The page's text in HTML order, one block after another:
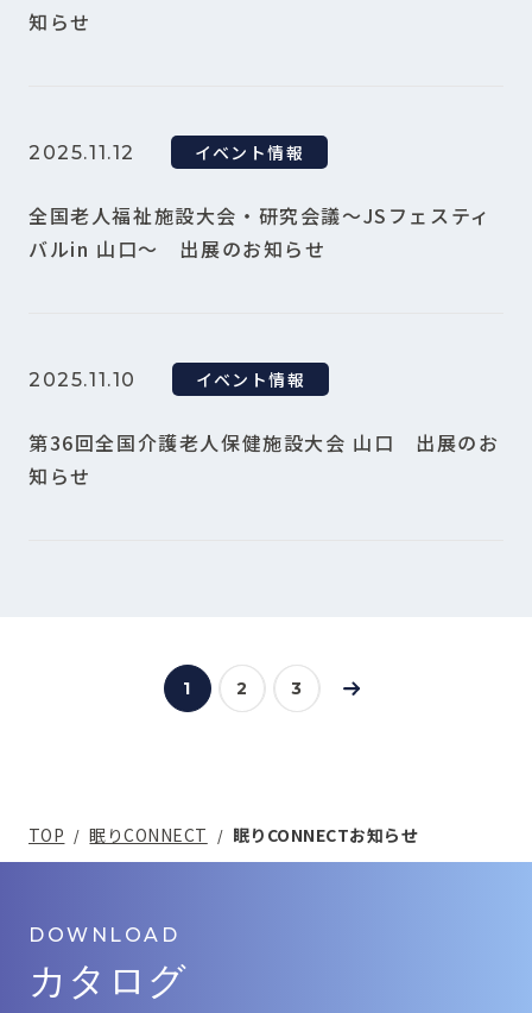
知らせ
2025.11.12 イベント情報
全国老人福祉施設大会・研究会議～JSフェスティ
バルin 山口～ 出展のお知らせ
2025.11.10 イベント情報
第36回全国介護老人保健施設大会 山口 出展のお
知らせ
1 2 3
TOP 眠りCONNECT 眠りCONNECTお知らせ
DOWNLOAD
カタログ